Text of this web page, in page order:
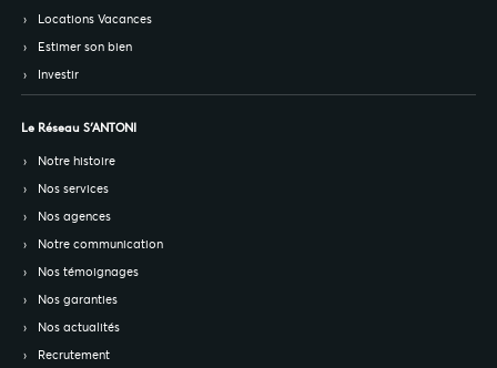
Locations Vacances
Estimer son bien
Investir
Le Réseau S’ANTONI
Notre histoire
Nos services
Nos agences
Notre communication
Nos témoignages
Nos garanties
Nos actualités
Recrutement